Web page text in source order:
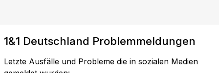
1&1 Deutschland Problemmeldungen
Letzte Ausfälle und Probleme die in sozialen Medien